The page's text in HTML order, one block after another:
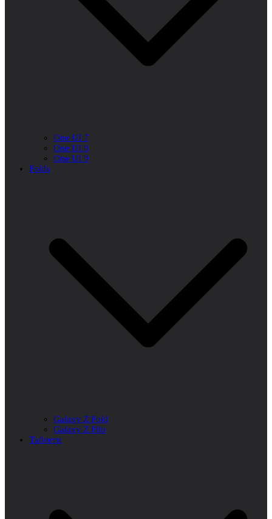
One UI 7
One UI 8
One UI 9
Folds
Galaxy Z Fold
Galaxy Z Flip
Таблети